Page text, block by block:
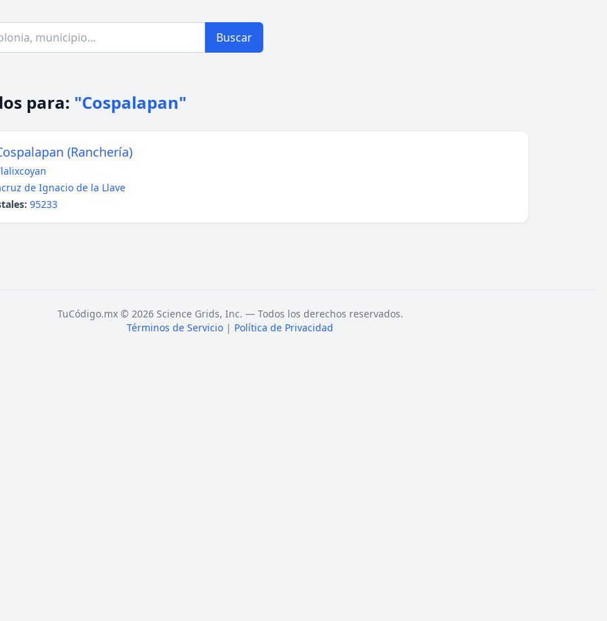
Buscar
para: "Cospalapan"
(Ranchería)
de Ignacio de la Llave
95233
TuCódigo.mx © 2026 Science Grids, Inc. — Todos los derechos reservados.
Términos de Servicio | Política de Privacidad